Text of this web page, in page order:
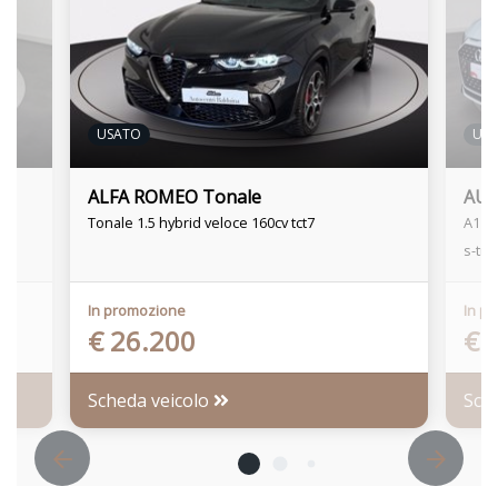
USATO
ALFA ROMEO Tonale
Tonale 1.5 hybrid veloce 160cv tct7
In promozione
€ 26.200
Scheda veicolo
A1
s-
In
€